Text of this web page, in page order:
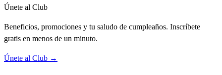
Únete al Club
Beneficios, promociones y tu saludo de cumpleaños. Inscríbete
gratis en menos de un minuto.
Únete al Club →